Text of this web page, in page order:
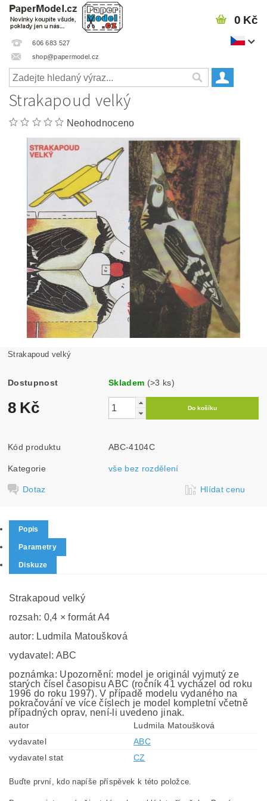
606 683 527
shop@papermodel.cz
0 Kč
Strakapoud velký
Neohodnoceno
Strakapoud velký
Dostupnost Skladem (>3 ks)
8 Kč
Kód produktu ABC-4104C
Kategorie vše bez rozdělení
Dotaz Hlídat cenu
Popis
Parametry
Diskuze
Strakapoud velký
rozsah: 0,4 × formát A4
autor: Ludmila Matoušková
vydavatel: ABC
poznámka: Upozornění: model je originál vyjmutý ze
starých čísel časopisu ABC (ročník 41 vycházel od roku
1996 do roku 1997). V případě modelu vydaného na
pokračování ve více číslech je model kompletní včetně
případných oprav, není-li uvedeno jinak.
autor
Ludmila Matoušková
vydavatel
ABC
vydavatel stat
CZ
Buďte první, kdo napíše příspěvek k této položce.